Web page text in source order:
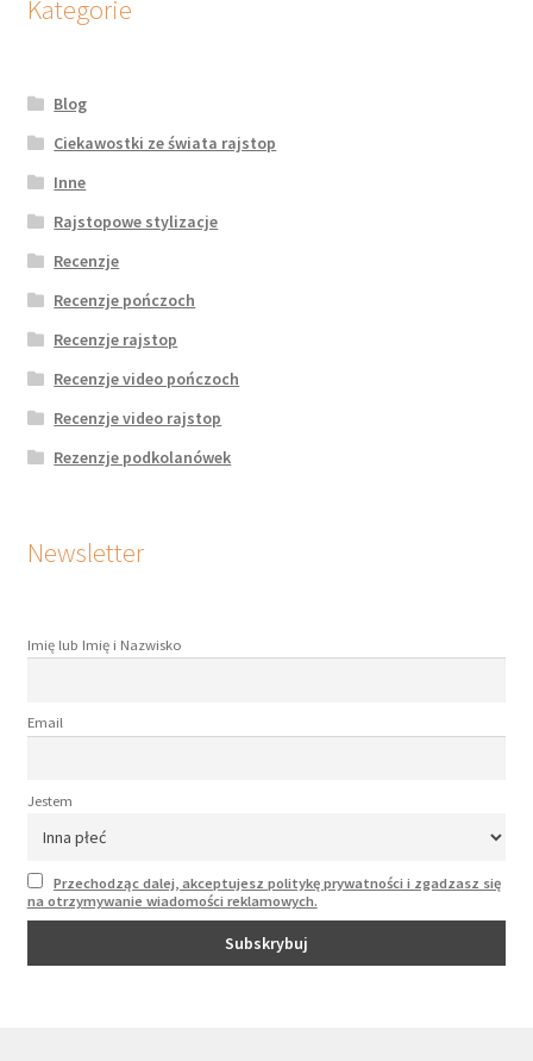
Kategorie
Blog
Ciekawostki ze świata rajstop
Inne
Rajstopowe stylizacje
Recenzje
Recenzje pończoch
Recenzje rajstop
Recenzje video pończoch
Recenzje video rajstop
Rezenzje podkolanówek
Newsletter
Imię lub Imię i Nazwisko
Email
Jestem
Przechodząc dalej, akceptujesz politykę prywatności i zgadzasz się
na otrzymywanie wiadomości reklamowych.